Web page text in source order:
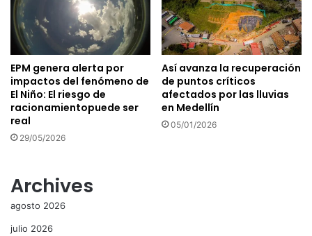
EPM genera alerta por
impactos del fenómeno de
El Niño: El riesgo de
racionamientopuede ser
real
29/05/2026
Así avanza la recuperación
de puntos críticos
afectados por las lluvias
en Medellín
05/01/2026
Archives
agosto 2026
julio 2026